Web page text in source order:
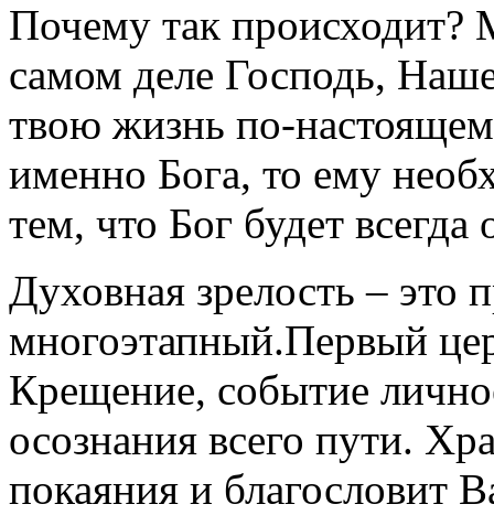
Почему так происходит?
самом деле Господь,
твою жизнь по-
именно Бога, то ему
тем, что Бог будет всегда
Духовная зрелость – это
многоэтапный.Первый
Крещение, событие
осознания всего пути.
покаяния и благословит